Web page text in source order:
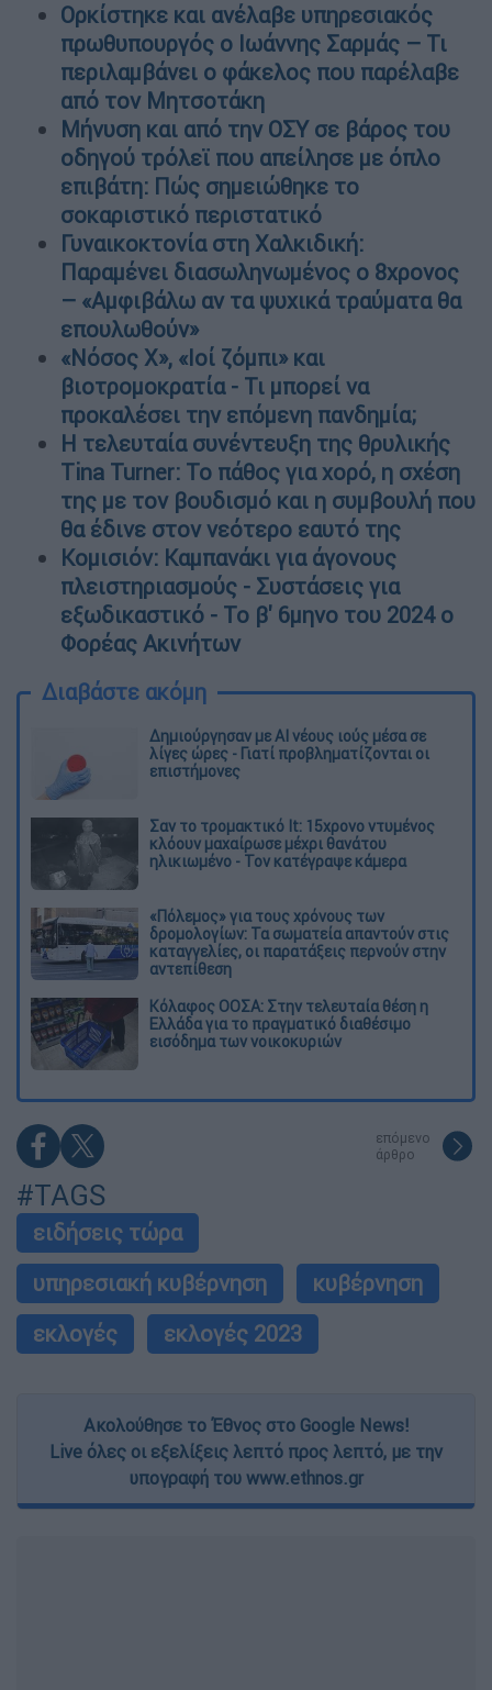
Ορκίστηκε και ανέλαβε υπηρεσιακός
πρωθυπουργός ο Ιωάννης Σαρμάς – Τι
περιλαμβάνει ο φάκελος που παρέλαβε
από τον Μητσοτάκη
Μήνυση και από την ΟΣΥ σε βάρος του
οδηγού τρόλεϊ που απείλησε με όπλο
επιβάτη: Πώς σημειώθηκε το
σοκαριστικό περιστατικό
Γυναικοκτονία στη Χαλκιδική:
Παραμένει διασωληνωμένος ο 8χρονος
– «Αμφιβάλω αν τα ψυχικά τραύματα θα
επουλωθούν»
«Νόσος Χ», «Ιοί ζόμπι» και
βιοτρομοκρατία - Τι μπορεί να
προκαλέσει την επόμενη πανδημία;
H τελευταία συνέντευξη της θρυλικής
Tina Turner: Το πάθος για χορό, η σχέση
της με τον βουδισμό και η συμβουλή που
θα έδινε στον νεότερο εαυτό της
Κομισιόν: Καμπανάκι για άγονους
πλειστηριασμούς - Συστάσεις για
εξωδικαστικό - Το β' 6μηνο του 2024 ο
Φορέας Ακινήτων
Διαβάστε ακόμη
Δημιούργησαν με AI νέους ιούς μέσα σε
λίγες ώρες - Γιατί προβληματίζονται οι
επιστήμονες
Σαν το τρομακτικό It: 15χρονο ντυμένος
κλόουν μαχαίρωσε μέχρι θανάτου
ηλικιωμένο - Τον κατέγραψε κάμερα
«Πόλεμος» για τους χρόνους των
δρομολογίων: Τα σωματεία απαντούν στις
καταγγελίες, οι παρατάξεις περνούν στην
αντεπίθεση
Κόλαφος ΟΟΣΑ: Στην τελευταία θέση η
Ελλάδα για το πραγματικό διαθέσιμο
εισόδημα των νοικοκυριών
επόμενο
άρθρο
#TAGS
ειδήσεις τώρα
υπηρεσιακή κυβέρνηση
κυβέρνηση
εκλογές
εκλογές 2023
Ακολούθησε το Έθνος στο Google News!
Live όλες οι εξελίξεις λεπτό προς λεπτό, με την
υπογραφή του www.ethnos.gr